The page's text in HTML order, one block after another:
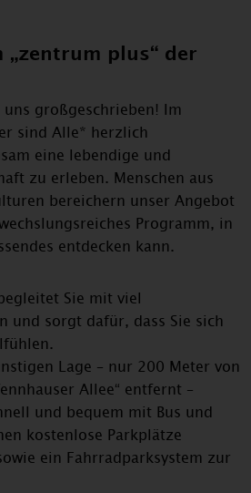
„zentrum plus“ der
großgeschrieben! Im
sind Alle* herzlich
eine lebendige und
zu erleben. Menschen aus
bereichern unser Angebot
Programm, in
entdecken kann.
Sie mit viel
und sorgt dafür, dass Sie sich
Lage – nur 200 Meter von
Allee“ entfernt –
und bequem mit Bus und
kostenlose Parkplätze
ein Fahrradparksystem zur